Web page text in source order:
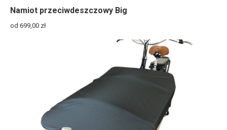
Namiot przeciwdeszczowy Big
od 699,00 zł